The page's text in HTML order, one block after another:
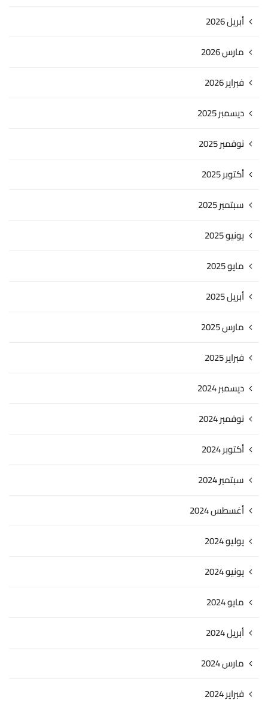
أبريل 2026
مارس 2026
فبراير 2026
ديسمبر 2025
نوفمبر 2025
أكتوبر 2025
سبتمبر 2025
يونيو 2025
مايو 2025
أبريل 2025
مارس 2025
فبراير 2025
ديسمبر 2024
نوفمبر 2024
أكتوبر 2024
سبتمبر 2024
أغسطس 2024
يوليو 2024
يونيو 2024
مايو 2024
أبريل 2024
مارس 2024
فبراير 2024